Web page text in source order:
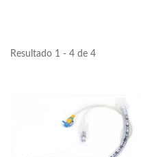
Resultado 1 - 4 de 4